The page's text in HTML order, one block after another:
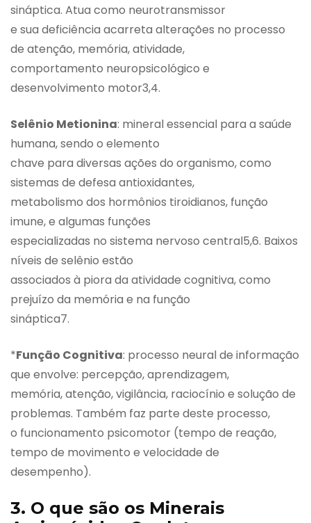
sináptica. Atua como neurotransmissor
e sua deficiência acarreta alterações no processo
de atenção, memória, atividade,
comportamento neuropsicológico e
desenvolvimento motor3,4.
Selênio Metionina: mineral essencial para a saúde
humana, sendo o elemento
chave para diversas ações do organismo, como
sistemas de defesa antioxidantes,
metabolismo dos hormônios tiroidianos, função
imune, e algumas funções
especializadas no sistema nervoso central5,6. Baixos
níveis de selênio estão
associados à piora da atividade cognitiva, como
prejuízo da memória e na função
sináptica7.
*Função Cognitiva: processo neural de informação
que envolve: percepção, aprendizagem,
memória, atenção, vigilância, raciocínio e solução de
problemas. Também faz parte deste processo,
o funcionamento psicomotor (tempo de reação,
tempo de movimento e velocidade de
desempenho).
3. O que são os Minerais